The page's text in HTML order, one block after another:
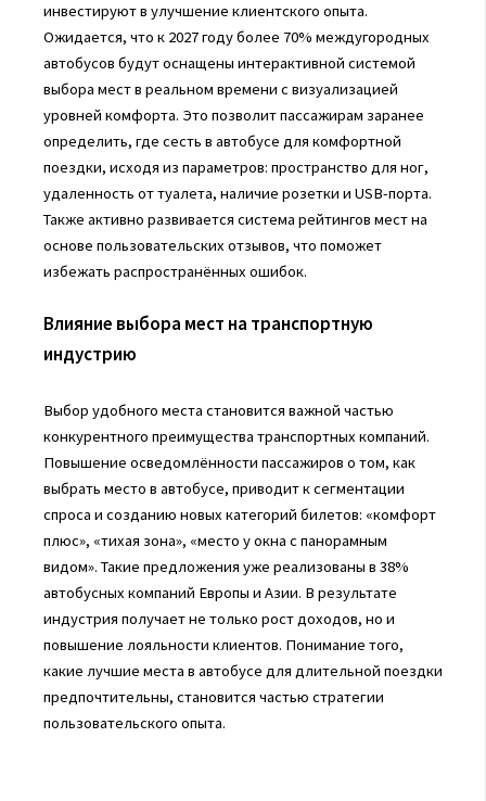
инвестируют в улучшение клиентского опыта.
Ожидается, что к 2027 году более 70% междугородных
автобусов будут оснащены интерактивной системой
выбора мест в реальном времени с визуализацией
уровней комфорта. Это позволит пассажирам заранее
определить, где сесть в автобусе для комфортной
поездки, исходя из параметров: пространство для ног,
удаленность от туалета, наличие розетки и USB-порта.
Также активно развивается система рейтингов мест на
основе пользовательских отзывов, что поможет
избежать распространённых ошибок.
Влияние выбора мест на транспортную
индустрию
Выбор удобного места становится важной частью
конкурентного преимущества транспортных компаний.
Повышение осведомлённости пассажиров о том, как
выбрать место в автобусе, приводит к сегментации
спроса и созданию новых категорий билетов: «комфорт
плюс», «тихая зона», «место у окна с панорамным
видом». Такие предложения уже реализованы в 38%
автобусных компаний Европы и Азии. В результате
индустрия получает не только рост доходов, но и
повышение лояльности клиентов. Понимание того,
какие лучшие места в автобусе для длительной поездки
предпочтительны, становится частью стратегии
пользовательского опыта.